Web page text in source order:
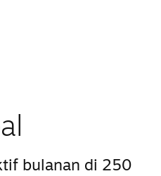
bulanan di 250